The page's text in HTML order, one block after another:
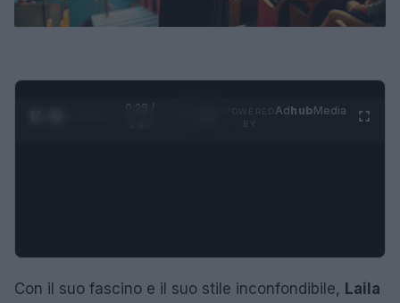
0:29 /
AdhubMedia
Con il suo fascino e il suo stile inconfondibile, Laila